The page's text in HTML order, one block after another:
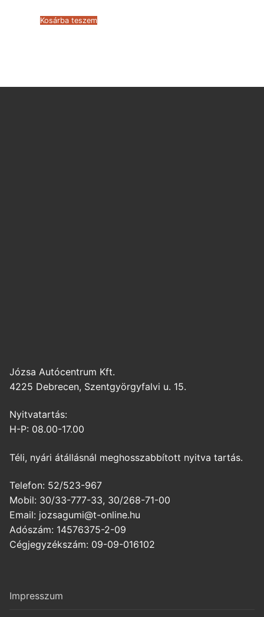
38.875 Ft.
Kosárba teszem
Józsa Autócentrum Kft.
4225 Debrecen, Szentgyörgyfalvi u. 15.
Nyitvatartás:
H-P: 08.00-17.00
Téli, nyári átállásnál meghosszabbított nyitva tartás.
Telefon: 52/523-967
Mobil: 30/33-777-33, 30/268-71-00
Email: jozsagumi@t-online.hu
Adószám: 14576375-2-09
Cégjegyzékszám: 09-09-016102
Impresszum